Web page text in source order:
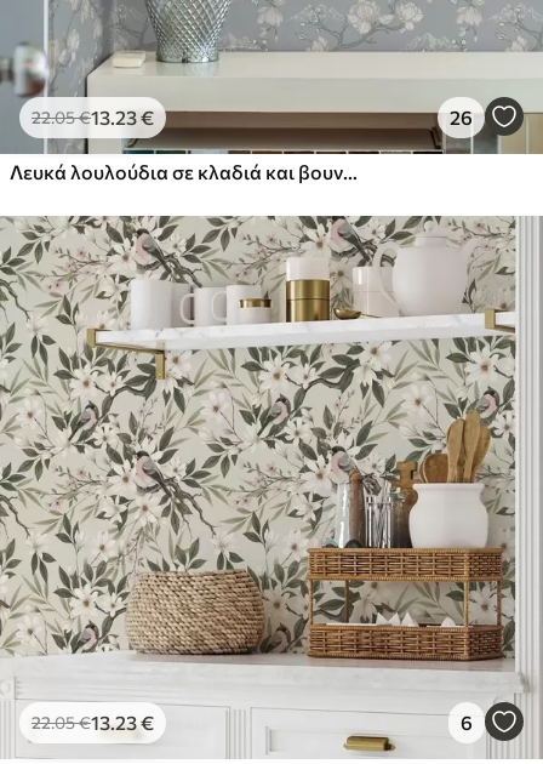
22.05€13.23€ 26
Λευκά λουλούδια σε κλαδιά και βουνά σε μπλε φόντο
22.05€13.23€ 6